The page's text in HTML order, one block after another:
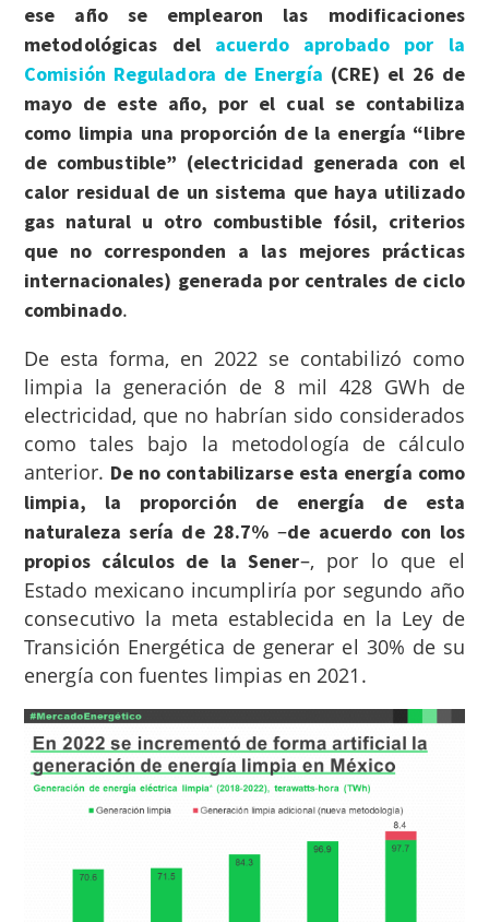
ese año se emplearon las modificaciones
metodológicas del acuerdo aprobado por la
Comisión Reguladora de Energía (CRE) el 26 de
mayo de este año, por el cual se contabiliza
como limpia una proporción de la energía “libre
de combustible” (electricidad generada con el
calor residual de un sistema que haya utilizado
gas natural u otro combustible fósil, criterios
que no corresponden a las mejores prácticas
internacionales) generada por centrales de ciclo
combinado.
De esta forma, en 2022 se contabilizó como
limpia la generación de 8 mil 428 GWh de
electricidad, que no habrían sido considerados
como tales bajo la metodología de cálculo
anterior. De no contabilizarse esta energía como
limpia, la proporción de energía de esta
naturaleza sería de 28.7%–de acuerdo con los
propios cálculos de la Sener–, por lo que el
Estado mexicano incumpliría por segundo año
consecutivo la meta establecida en la Ley de
Transición Energética de generar el 30% de su
energía con fuentes limpias en 2021.